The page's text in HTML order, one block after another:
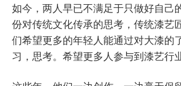
如今，两人早已不满足于只做好自己
份对传统文化传承的思考，传统漆艺
们希望更多的年轻人能通过对大漆的
习，思考。希望更多人参与到漆艺行